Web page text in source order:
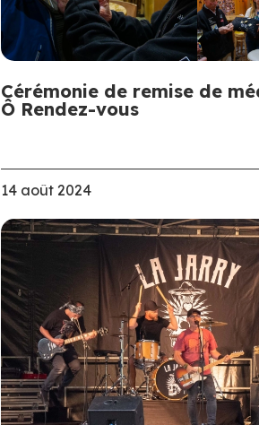
Cérémonie de remise de
Ô Rendez-vous
14 août 2024